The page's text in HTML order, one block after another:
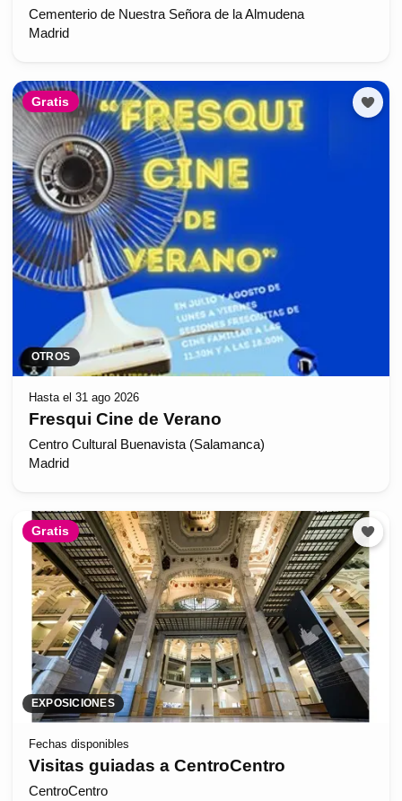
Cementerio de Nuestra Señora de la Almudena
Madrid
Gratis
OTROS
Hasta el 31 ago 2026
Fresqui Cine de Verano
Centro Cultural Buenavista (Salamanca)
Madrid
Gratis
EXPOSICIONES
Fechas disponibles
Visitas guiadas a CentroCentro
CentroCentro